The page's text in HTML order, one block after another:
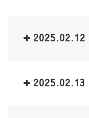
2025.02.12
2025.02.13